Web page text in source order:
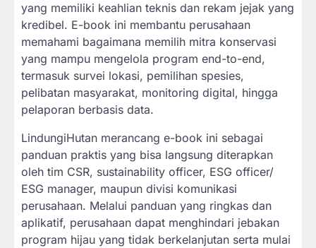
yang memiliki keahlian teknis dan rekam jejak yang
kredibel. E-book ini membantu perusahaan
memahami bagaimana memilih mitra konservasi
yang mampu mengelola program end-to-end,
termasuk survei lokasi, pemilihan spesies,
pelibatan masyarakat, monitoring digital, hingga
pelaporan berbasis data.
LindungiHutan merancang e-book ini sebagai
panduan praktis yang bisa langsung diterapkan
oleh tim CSR, sustainability officer, ESG officer/
ESG manager, maupun divisi komunikasi
perusahaan. Melalui panduan yang ringkas dan
aplikatif, perusahaan dapat menghindari jebakan
program hijau yang tidak berkelanjutan serta mulai